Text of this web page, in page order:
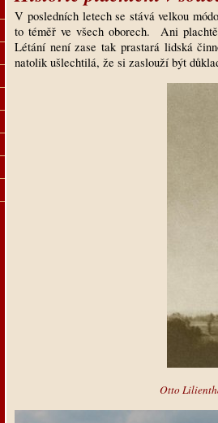
V posledních letech se stává velkou
to téměř ve všech oborech. Ani
Létání není zase tak prastará lidská
natolik ušlechtilá, že si zaslouží být
Otto